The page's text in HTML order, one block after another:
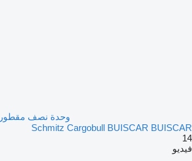
وحدة نصف مقطورة
Schmitz Cargobull BUISCAR BUISCAR
14
فيديو